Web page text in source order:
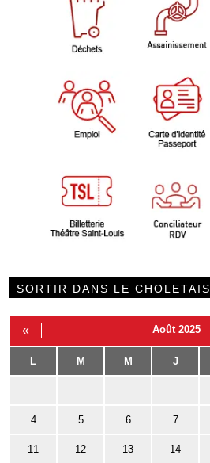
SORTIR DANS LE CHOLETAIS
« Août 2025
L M M J
4 5 6 7
11 12 13 14